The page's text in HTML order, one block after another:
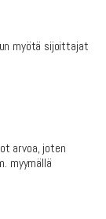
myötä sijoittajat
arvoa, joten
myymällä